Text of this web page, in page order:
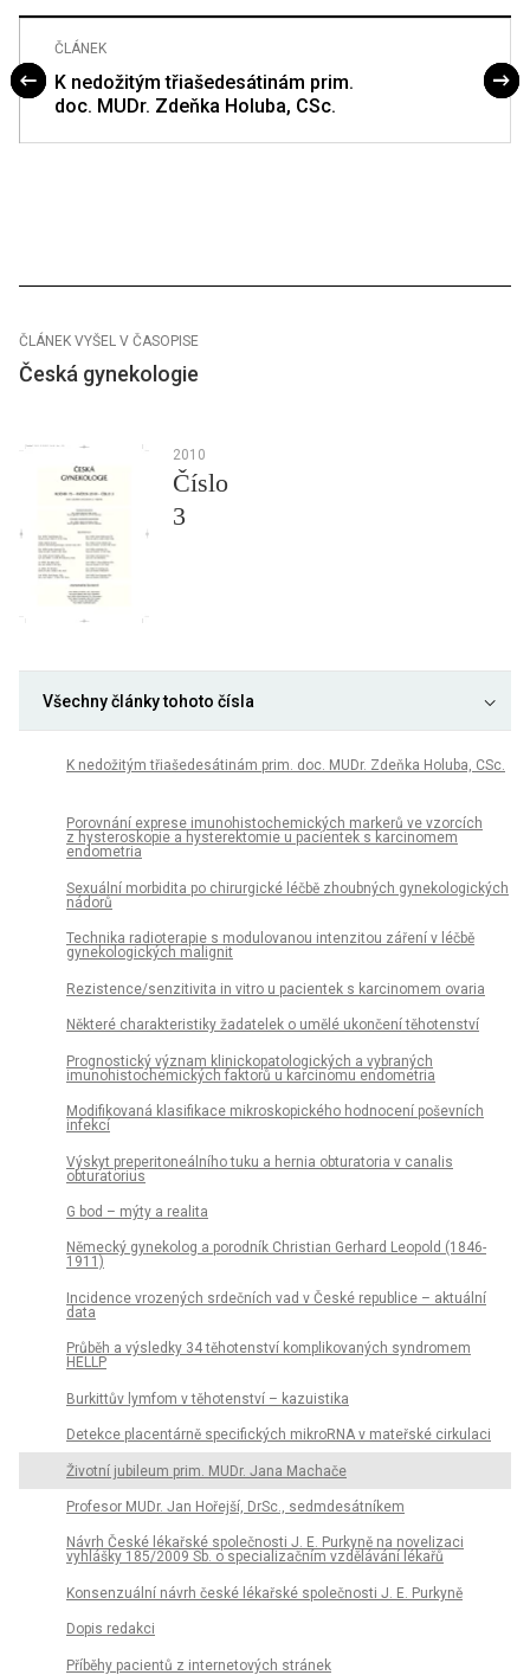
ČLÁNEK
K nedožitým třiašedesátinám prim.
doc. MUDr. Zdeňka Holuba, CSc.
ČLÁNEK VYŠEL V ČASOPISE
Česká gynekologie
2010
Číslo
3
Všechny články tohoto čísla
K nedožitým třiašedesátinám prim. doc. MUDr. Zdeňka Holuba, CSc.
Porovnání exprese imunohistochemických markerů ve vzorcích
z hysteroskopie a hysterektomie u pacientek s karcinomem
endometria
Sexuální morbidita po chirurgické léčbě zhoubných gynekologických
nádorů
Technika radioterapie s modulovanou intenzitou záření v léčbě
gynekologických malignit
Rezistence/senzitivita in vitro u pacientek s karcinomem ovaria
Některé charakteristiky žadatelek o umělé ukončení těhotenství
Prognostický význam klinickopatologických a vybraných
imunohistochemických faktorů u karcinomu endometria
Modifikovaná klasifikace mikroskopického hodnocení poševních
infekcí
Výskyt preperitoneálního tuku a hernia obturatoria v canalis
obturatorius
G bod – mýty a realita
Německý gynekolog a porodník Christian Gerhard Leopold (1846-
1911)
Incidence vrozených srdečních vad v České republice – aktuální
data
Průběh a výsledky 34 těhotenství komplikovaných syndromem
HELLP
Burkittův lymfom v těhotenství – kazuistika
Detekce placentárně specifických mikroRNA v mateřské cirkulaci
Životní jubileum prim. MUDr. Jana Machače
Profesor MUDr. Jan Hořejší, DrSc., sedmdesátníkem
Návrh České lékařské společnosti J. E. Purkyně na novelizaci
vyhlášky 185/2009 Sb. o specializačním vzdělávání lékařů
Konsenzuální návrh české lékařské společnosti J. E. Purkyně
Dopis redakci
Příběhy pacientů z internetových stránek